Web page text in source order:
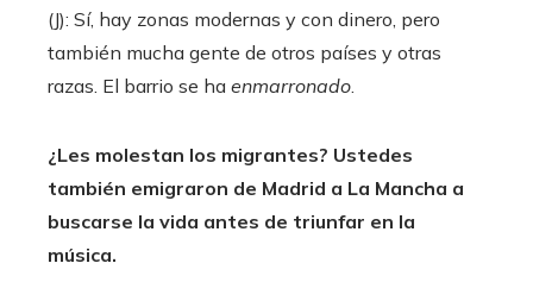
(J): Sí, hay zonas modernas y con dinero, pero
también mucha gente de otros países y otras
razas. El barrio se ha enmarronado
¿Les molestan los migrantes? Ustedes
también emigraron de Madrid a La Mancha a
buscarse la vida antes de triunfar en la
música.